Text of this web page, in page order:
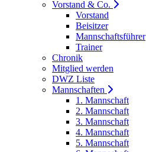
Vorstand & Co.
Vorstand
Beisitzer
Mannschaftsführer
Trainer
Chronik
Mitglied werden
DWZ Liste
Mannschaften
1. Mannschaft
2. Mannschaft
3. Mannschaft
4. Mannschaft
5. Mannschaft